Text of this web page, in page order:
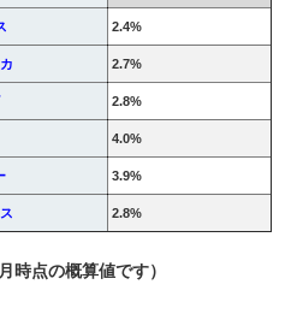
2.4%
2.7%
2.8%
4.0%
3.9%
2.8%
時点の概算値です）